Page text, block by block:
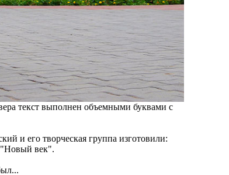
текст выполнен объемными буквами с
и его творческая группа изготовили:
"Новый век".